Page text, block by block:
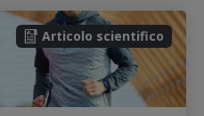
Articolo scientifico